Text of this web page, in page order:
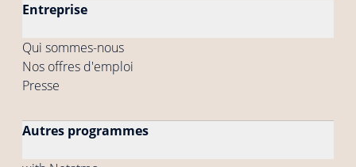
Entreprise
Qui sommes-nous
Nos offres d'emploi
Presse
Autres programmes